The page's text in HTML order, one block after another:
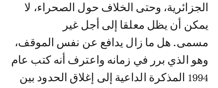
الجزائرية، وحتى الخلاف حول الصحراء، لا
يمكن أن يظل معلقا إلى أجل غير
مسمى. هل ما زال يدافع عن نفس الموقف،
وهو الذي برر في زمانه واعترف أنه كتب عام
1994 المذكرة الداعية إلى إغلاق الحدود بين